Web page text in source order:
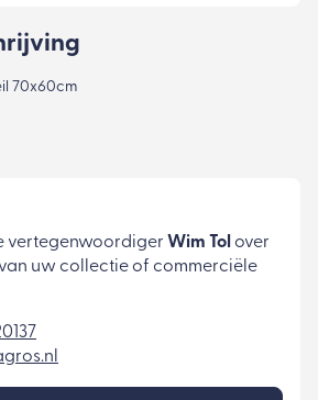
70x60cm
vertegenwoordiger Wim Tol over
uw collectie of commerciële